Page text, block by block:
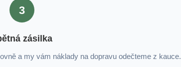
3
zásilka
a my vám náklady na dopravu odečteme z kauce.